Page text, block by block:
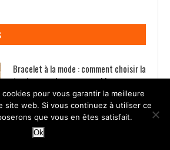
Bracelet à la mode : comment choisir la
tendance qui vous ressemble
Style vestimentaire femme : la
pour vous garantir la meilleure
site web. Si vous continuez à utiliser ce
que vous en êtes satisfait.
Ok